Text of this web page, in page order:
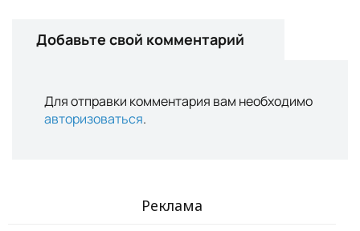
Добавьте свой комментарий
Для отправки комментария вам необходимо
авторизоваться.
Реклама